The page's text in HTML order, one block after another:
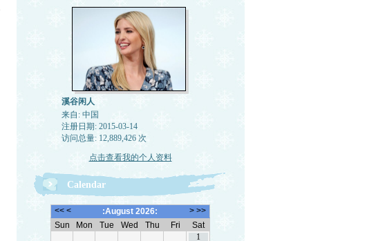
溪谷闲人
来自: 中国
注册日期: 2015-03-14
访问总量: 12,889,426 次
点击查看我的个人资料
Calendar